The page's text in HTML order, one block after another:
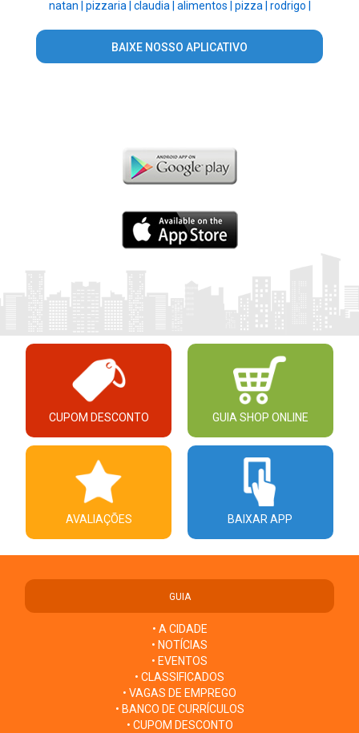
natan | pizzaria | claudia | alimentos | pizza | rodrigo |
BAIXE NOSSO APLICATIVO
CUPOM DESCONTO GUIA SHOP ONLINE
AVALIAÇÕES BAIXAR APP
GUIA
• A CIDADE
• NOTÍCIAS
• EVENTOS
• CLASSIFICADOS
• VAGAS DE EMPREGO
• BANCO DE CURRÍCULOS
• CUPOM DESCONTO